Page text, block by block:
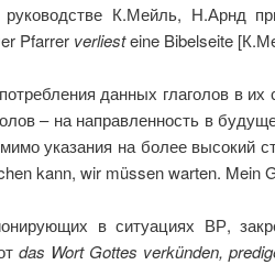
руководстве К.Мейль, Н.Арнд
Pfarrer verliesteine Bibelseite
данных глаголов в их
– на направленность в
указания на более высокий
kann, wir müssen warten. Mein
в ситуациях ВР,
das Wort Gottes verkünden,